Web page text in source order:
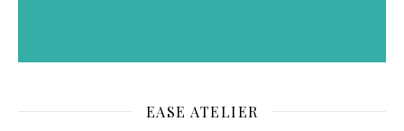
EASE ATELIER